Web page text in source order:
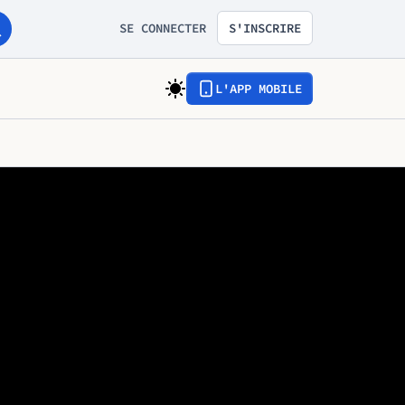
SE CONNECTER S'INSCRIRE
L'APP MOBILE